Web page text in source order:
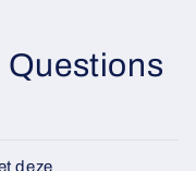
Questions
deze